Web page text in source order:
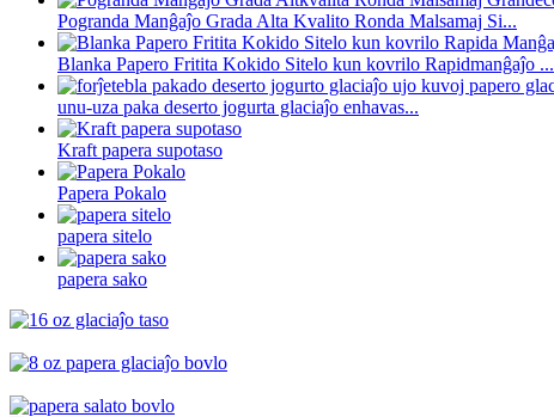
Pogranda Manĝaĵo Grada Alta Kvalito Ronda Malsamaj Si...
Blanka Papero Fritita Kokido Sitelo kun kovrilo Rapidmanĝaĵo ...
unu-uza paka deserto jogurta glaciaĵo enhavas...
Kraft papera supotaso
Papera Pokalo
papera sitelo
papera sako